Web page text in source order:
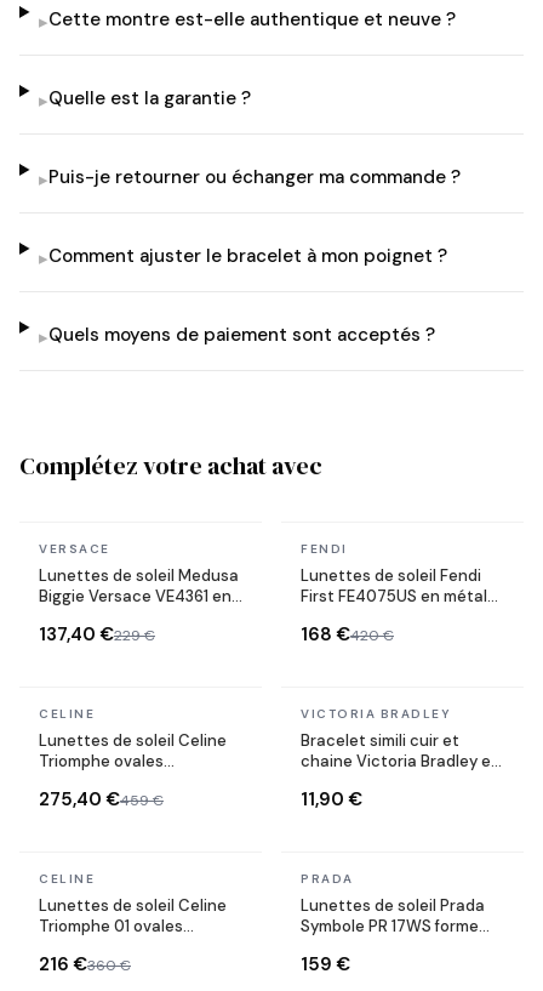
▸Cette montre est-elle authentique et neuve ?
▸Quelle est la garantie ?
▸Puis-je retourner ou échanger ma commande ?
▸Comment ajuster le bracelet à mon poignet ?
▸Quels moyens de paiement sont acceptés ?
Complétez votre achat avec
En stock
VERSACE
Lunettes de soleil Medusa
Biggie Versace VE4361 en
137,40 €229 €
En stock
FENDI
Lunettes de soleil Fendi
First FE4075US en métal
168 €420 €
En stock
CELINE
Lunettes de soleil Celine
Triomphe ovales
275,40 €459 €
En stock
VICTORIA BRADLEY
Bracelet simili cuir et
chaine Victoria Bradley en
11,90 €
En stock
CELINE
Lunettes de soleil Celine
Triomphe 01 ovales
216 €360 €
En stock
PRADA
Lunettes de soleil Prada
Symbole PR 17WS forme
159 €